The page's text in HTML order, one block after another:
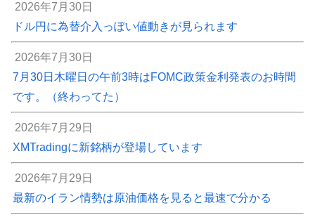
2026年7月30日
ドル円に為替介入っぽい値動きが見られます
2026年7月30日
7月30日木曜日の午前3時はFOMC政策金利発表のお時間
です。（終わってた）
2026年7月29日
XMTradingに新銘柄が登場しています
2026年7月29日
最新のイラン情勢は原油価格を見ると最速で分かる